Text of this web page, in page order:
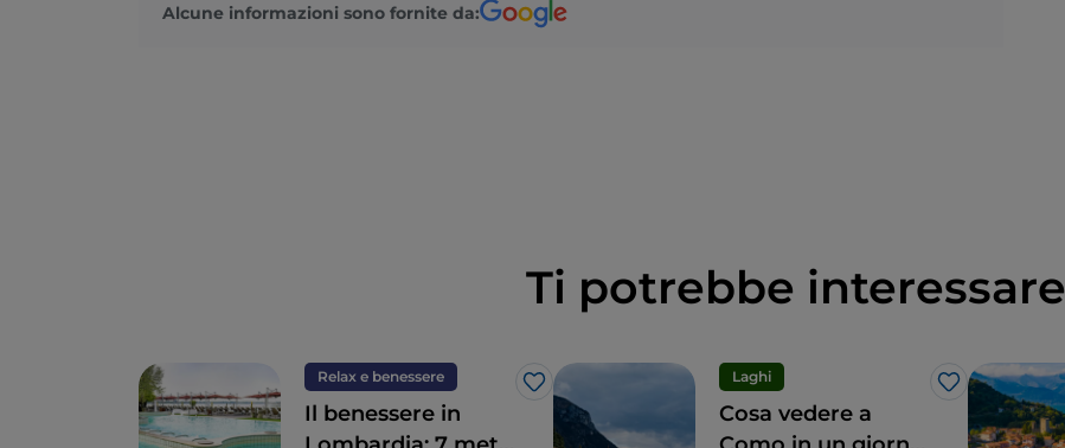
Alcune informazioni sono fornite da:
Ti potrebbe interessare
Relax e benessere
Like
Il benessere in
Laghi
Like
Cosa vedere a